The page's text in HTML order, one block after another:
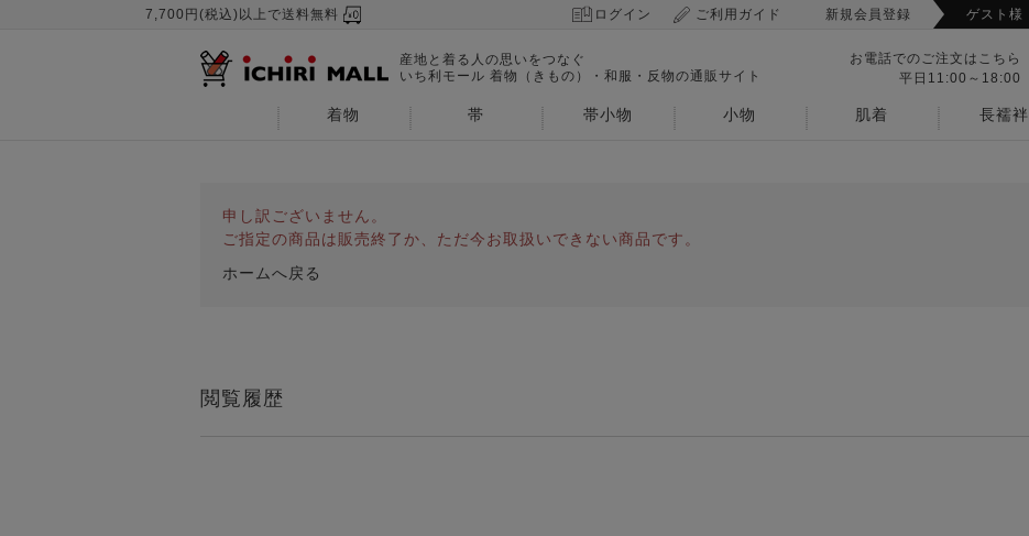
7,700円(税込)以上で送料無料 ログイン ご利用ガイド 新規会員登録 ゲスト様
産地と着る人の思いをつなぐ
いち利モール 着物（きもの）・和服・反物の通販サイト
お電話でのご注文はこちら
平日11:00～18:00
着物 帯 帯小物 小物 肌着
長襦袢
申し訳ございません。
ご指定の商品は販売終了か、ただ今お取扱いできない商品です。
ホームへ戻る
閲覧履歴